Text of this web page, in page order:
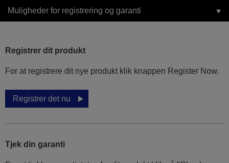
Muligheder for registrering og garanti
Registrer dit produkt
For at registrere dit nye produkt klik knappen Register Now.
Registrer det nu
Tjek din garanti